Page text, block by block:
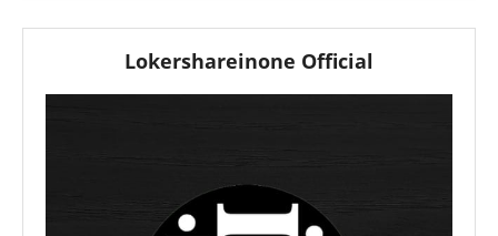
Lokershareinone Official